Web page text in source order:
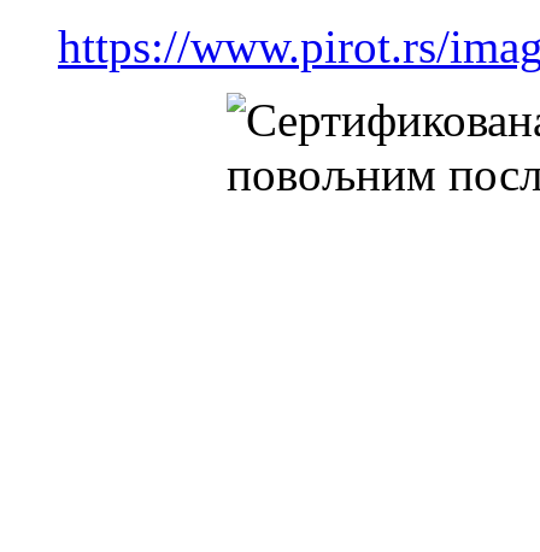
https://www.pirot.rs/